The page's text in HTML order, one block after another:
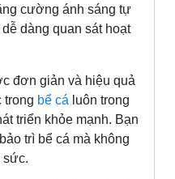
cường ánh sáng tự
dàng quan sát hoạt
đơn giản và hiệu quả
trong bể cá luôn trong
triển khỏe mạnh. Bạn
trì bể cá mà không
sức.